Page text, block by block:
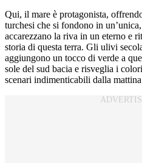
Qui, il mare è protagonista,
turchesi che si fondono in
accarezzano la riva in un eterno e
storia di questa terra. Gli ulivi
aggiungono un tocco di verde a
sole del sud bacia e risveglia i
scenari indimenticabili dalla